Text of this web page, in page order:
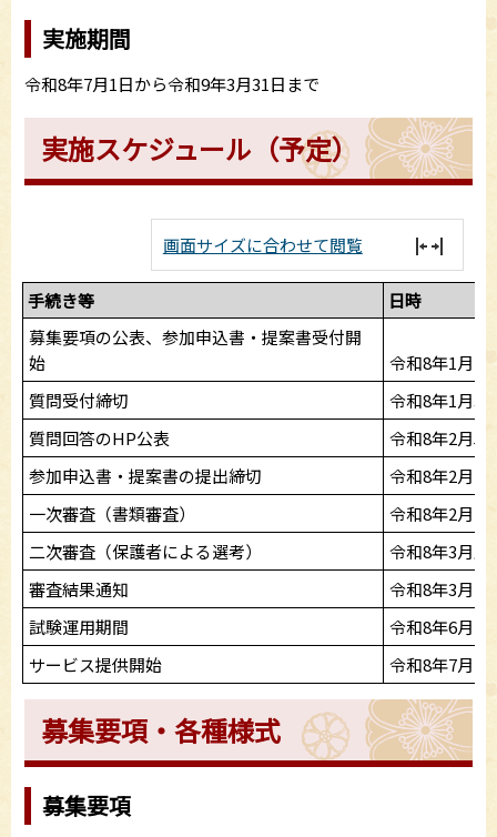
実施期間
令和8年7月1日から令和9年3月31日まで
実施スケジュール（予定）
画面サイズに合わせて閲覧
手続き等
日時
募集要項の公表、参加申込書・提案書受付開
始
令和8年1月
質問受付締切
令和8年1月
質問回答のHP公表
令和8年2月5
参加申込書・提案書の提出締切
令和8年2月
一次審査（書類審査）
令和8年2月下
二次審査（保護者による選考）
令和8年3月上
審査結果通知
令和8年3月中
試験運用期間
令和8年6月
サービス提供開始
令和8年7月
募集要項・各種様式
募集要項